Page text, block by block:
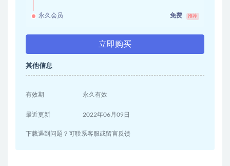
永久会员 免费 推荐
立即购买
其他信息
有效期 永久有效
最近更新 2022年06月09日
下载遇到问题？可联系客服或留言反馈